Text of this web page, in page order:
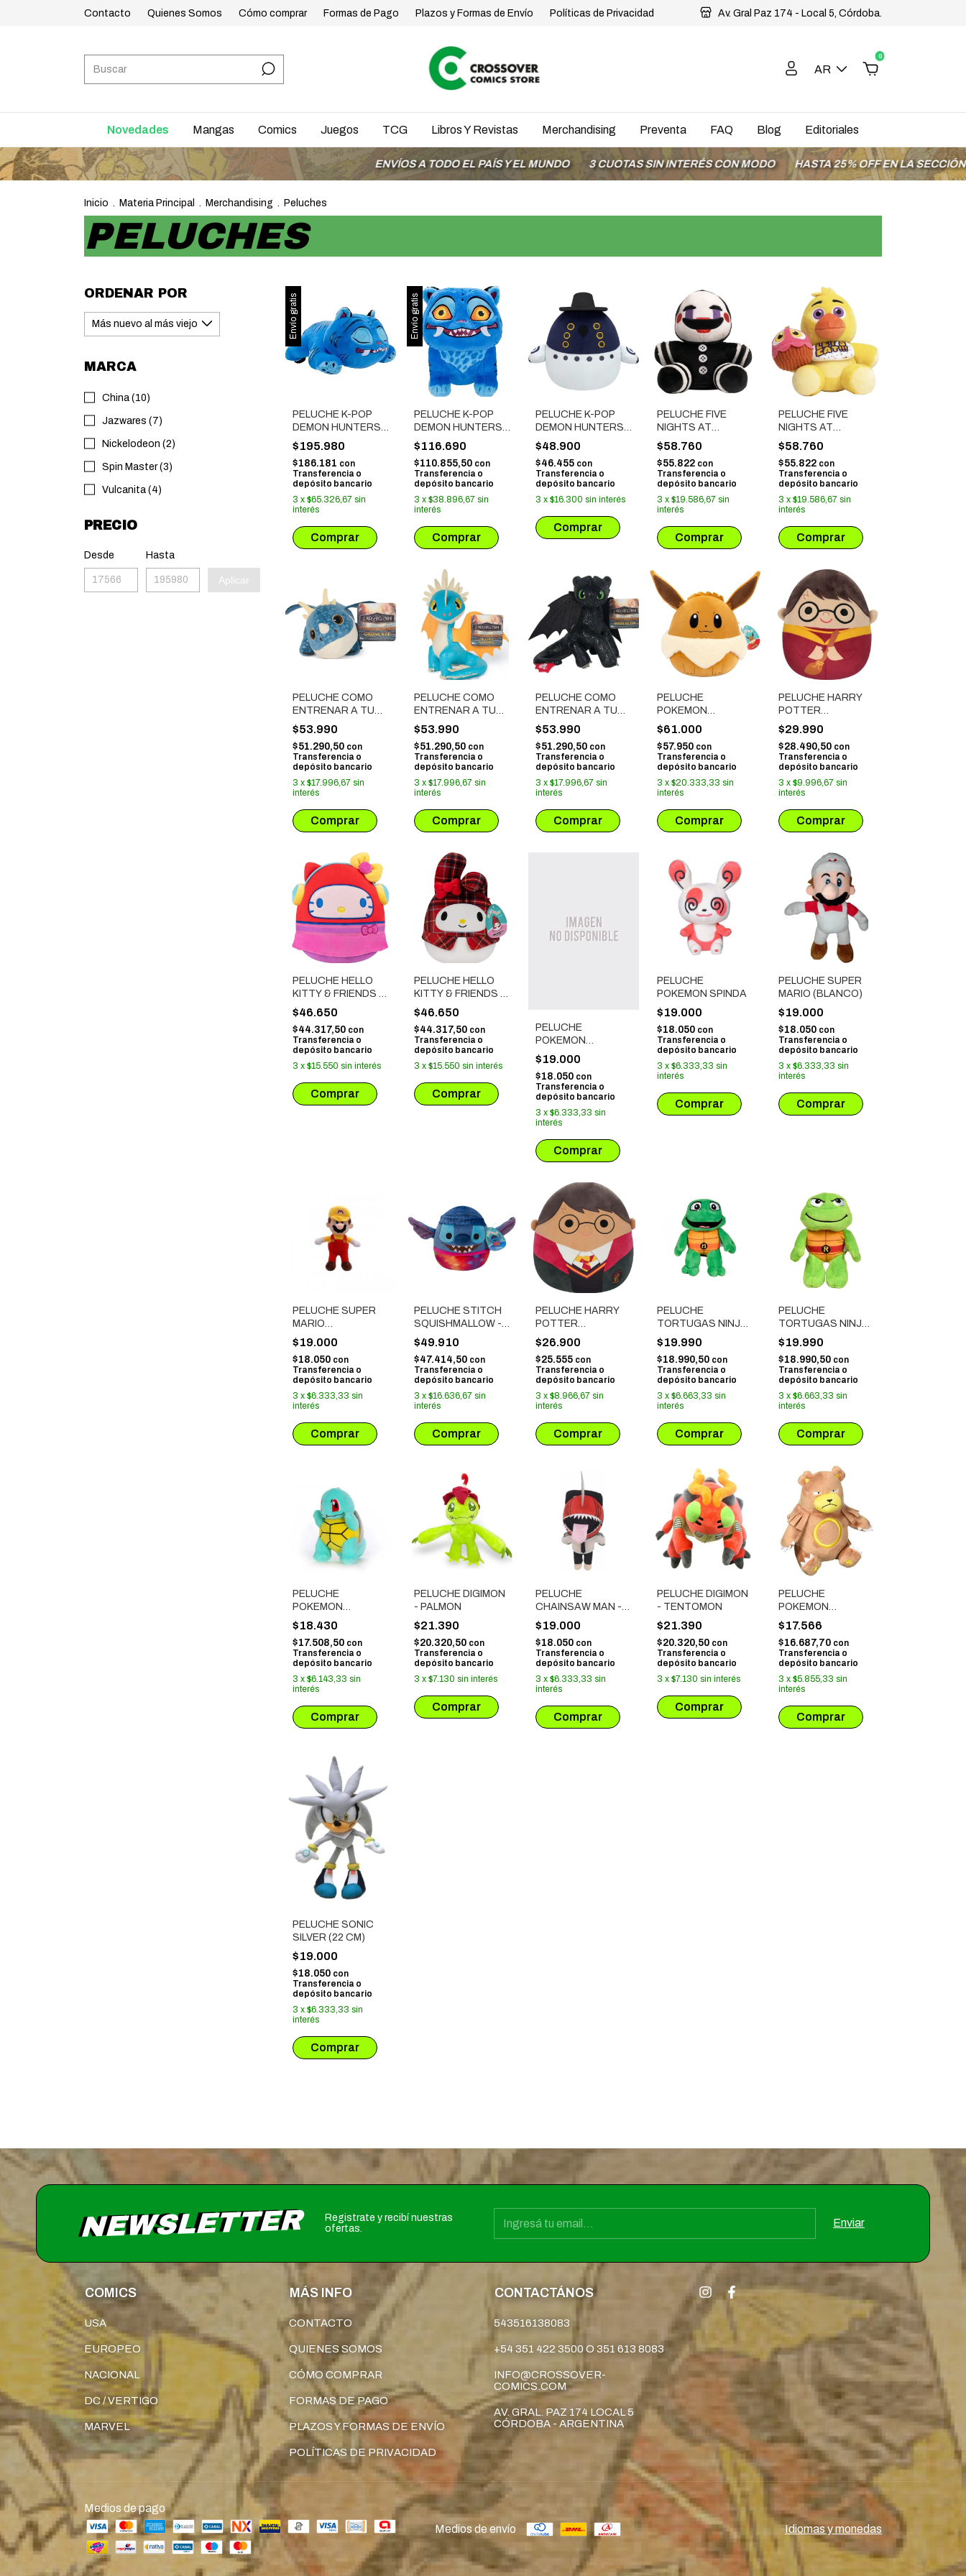
Contacto Quienes Somos Cómo comprar Formas de Pago Plazos y Formas de Envío Políticas de Privacidad Av. Gral Paz 174 - Local 5, Córdoba.
AR
0
Novedades Mangas Comics Juegos TCG Libros Y Revistas Merchandising Preventa FAQ Blog Editoriales
ENVÍOS A TODO EL PAÍS Y EL MUNDO 3 CUOTAS SIN INTERÉS CON MODO HASTA 25% OFF EN LA SECCIÓN OFERTAS
Inicio . Materia Principal . Merchandising . Peluches
PELUCHES
ORDENAR POR
MARCA
China (10)
Jazwares (7)
Nickelodeon (2)
Spin Master (3)
Vulcanita (4)
PRECIO
Desde Hasta
Aplicar
Envío gratis
PELUCHE K-POP
DEMON HUNTERS:
DERPY DURMIENDO
$195.980
$186.181 con
Transferencia o
depósito bancario
3 x $65.326,67 sin
interés
Envío gratis
PELUCHE K-POP
DEMON HUNTERS:
DERPY SENTADO
$116.690
$110.855,50 con
Transferencia o
depósito bancario
3 x $38.896,67 sin
interés
PELUCHE K-POP
DEMON HUNTERS
SQUISHMALLOWS -
SUSSIE
$48.900
$46.455 con
Transferencia o
depósito bancario
3 x $16.300 sin interés
PELUCHE FIVE
NIGHTS AT
FREDDY'S - THE
PUPPET (FNF0031)
$58.760
$55.822 con
Transferencia o
depósito bancario
3 x $19.586,67 sin
interés
PELUCHE FIVE
NIGHTS AT
FREDDY'S - CHICA
(FNF0031)
$58.760
$55.822 con
Transferencia o
depósito bancario
3 x $19.586,67 sin
interés
PELUCHE COMO
ENTRENAR A TU
DRAGON -
GRONCKLE
$53.990
$51.290,50 con
Transferencia o
depósito bancario
3 x $17.996,67 sin
interés
PELUCHE COMO
ENTRENAR A TU
DRAGON - DEADLY
NADDER (74403)
$53.990
$51.290,50 con
Transferencia o
depósito bancario
3 x $17.996,67 sin
interés
PELUCHE COMO
ENTRENAR A TU
DRAGON -
TOOTHLESS
(74403)
$53.990
$51.290,50 con
Transferencia o
depósito bancario
3 x $17.996,67 sin
interés
PELUCHE
POKEMON
SQUISHMALLOW -
EEVEE
$61.000
$57.950 con
Transferencia o
depósito bancario
3 x $20.333,33 sin
interés
PELUCHE HARRY
POTTER
SQUISHMALLOW -
HARRY POTTER
QUIDDITCH
$29.990
$28.490,50 con
Transferencia o
depósito bancario
3 x $9.996,67 sin
interés
PELUCHE HELLO
KITTY & FRIENDS -
KITTY (2)
$46.650
$44.317,50 con
Transferencia o
depósito bancario
3 x $15.550 sin interés
PELUCHE HELLO
KITTY & FRIENDS -
MY MELODY
$46.650
$44.317,50 con
Transferencia o
depósito bancario
3 x $15.550 sin interés
PELUCHE
POKEMON
MAGNEMITE
$19.000
$18.050 con
Transferencia o
depósito bancario
3 x $6.333,33 sin
interés
PELUCHE
POKEMON SPINDA
$19.000
$18.050 con
Transferencia o
depósito bancario
3 x $6.333,33 sin
interés
PELUCHE SUPER
MARIO (BLANCO)
$19.000
$18.050 con
Transferencia o
depósito bancario
3 x $6.333,33 sin
interés
PELUCHE SUPER
MARIO
CARPINTERO
$19.000
$18.050 con
Transferencia o
depósito bancario
3 x $6.333,33 sin
interés
PELUCHE STITCH
SQUISHMALLOW -
STITCH CON
GORRITO
$49.910
$47.414,50 con
Transferencia o
depósito bancario
3 x $16.636,67 sin
interés
PELUCHE HARRY
POTTER
SQUISHMALLOW -
HARRY POTTER
$26.900
$25.555 con
Transferencia o
depósito bancario
3 x $8.966,67 sin
interés
PELUCHE
TORTUGAS NINJA
MUTANT MAYHEM -
MICHELANGELO
$19.990
$18.990,50 con
Transferencia o
depósito bancario
3 x $6.663,33 sin
interés
PELUCHE
TORTUGAS NINJA
MUTANT MAYHEM -
RAPHAEL
$19.990
$18.990,50 con
Transferencia o
depósito bancario
3 x $6.663,33 sin
interés
PELUCHE
POKEMON
SQUIRTLE
$18.430
$17.508,50 con
Transferencia o
depósito bancario
3 x $6.143,33 sin
interés
PELUCHE DIGIMON
- PALMON
$21.390
$20.320,50 con
Transferencia o
depósito bancario
3 x $7.130 sin interés
PELUCHE
CHAINSAW MAN -
SIERRA
$19.000
$18.050 con
Transferencia o
depósito bancario
3 x $6.333,33 sin
interés
PELUCHE DIGIMON
- TENTOMON
$21.390
$20.320,50 con
Transferencia o
depósito bancario
3 x $7.130 sin interés
PELUCHE
POKEMON
URSARING
$17.566
$16.687,70 con
Transferencia o
depósito bancario
3 x $5.855,33 sin
interés
PELUCHE SONIC
SILVER (22 CM)
$19.000
$18.050 con
Transferencia o
depósito bancario
3 x $6.333,33 sin
interés
NEWSLETTER
Registrate y recibí nuestras
ofertas.
COMICS
USA
EUROPEO
NACIONAL
DC / VERTIGO
MARVEL
MÁS INFO
CONTACTO
QUIENES SOMOS
CÓMO COMPRAR
FORMAS DE PAGO
PLAZOS Y FORMAS DE ENVÍO
POLÍTICAS DE PRIVACIDAD
CONTACTÁNOS
543516138083
+54 351 422 3500 O 351 613 8083
INFO@CROSSOVER-
COMICS.COM
AV. GRAL. PAZ 174 LOCAL 5
CÓRDOBA - ARGENTINA
Medios de pago
Medios de envío
Idiomas y monedas